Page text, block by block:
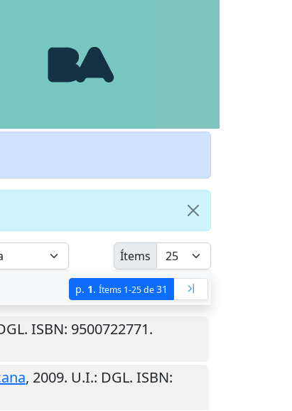
Ítems
p. 1. Ítems 1-25 de31
ISBN: 9500722771.
, 2009. U.I.: DGL. ISBN: